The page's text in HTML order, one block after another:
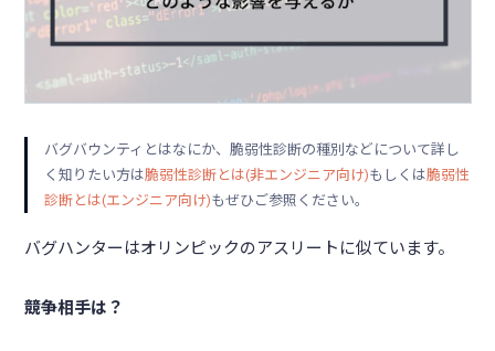
バグバウンティとはなにか、脆弱性診断の種別などについて詳し
く知りたい方は脆弱性診断とは(⾮エンジニア向け)もしくは脆弱性
診断とは(エンジニア向け)もぜひご参照ください。
バグハンターはオリンピックのアスリートに似ています。
競争相手は？